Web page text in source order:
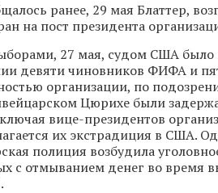
ранее, 29 мая Блаттер,
на пост президента
27 мая, судом США было
девяти чиновников ФИФА и
организации, по
Цюрихе были
вице-президентов
их экстрадиция в США.
полиция возбудила
с отмыванием денег во время